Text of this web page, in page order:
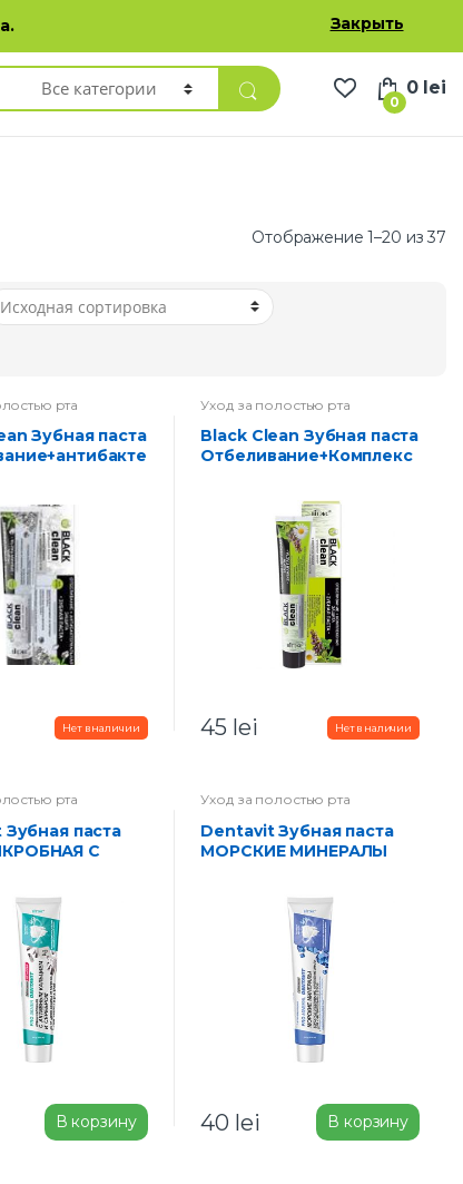
товары Русский
0
0 lei
Отображение 1–20 из 37
рта Уход за полостью рта
Black Clean Зубная паста
Отбеливание+Комплекс
45 lei
рта
С
160 г
В корзину
Уход за полостью рта
Dentavit Зубная паста
МОРСКИЕ МИНЕРАЛЫ
чувствительных зубов
40 lei В корзину
Закрыть